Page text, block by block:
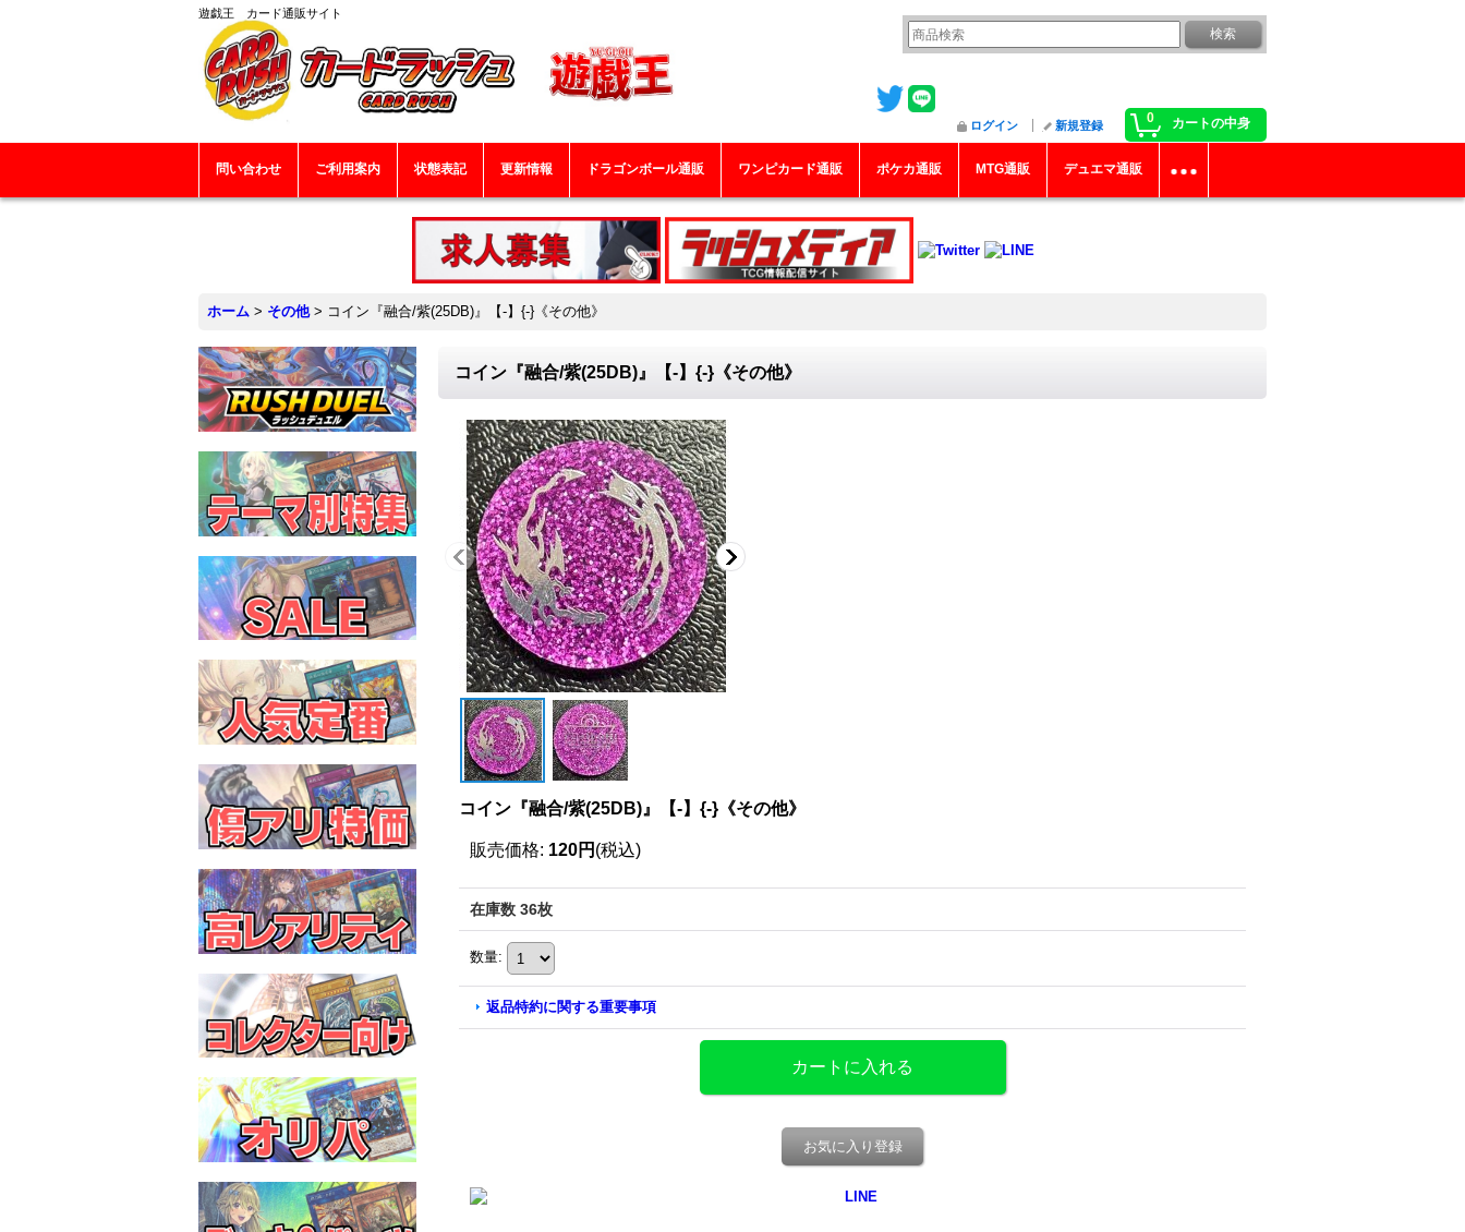
遊戯王 カード通販サイト
0 カートの中身
ログイン 新規登録
問い合わせ ご利用案内 状態表記 更新情報 ドラゴンボール通販 ワンピカード通販 ポケカ通販 MTG通販 デュエマ通販
ホーム > その他 > コイン『融合/紫(25DB)』【-】{-}《その他》
コイン『融合/紫(25DB)』【-】{-}《その他》
コイン『融合/紫(25DB)』【-】{-}《その他》
販売価格: 120円 (税込)
在庫数 36枚
数量:
返品特約に関する重要事項
お気に入り登録